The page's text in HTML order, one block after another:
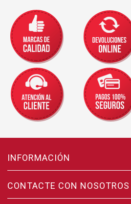
INFORMACIÓN
CONTACTE CON NOSOTROS